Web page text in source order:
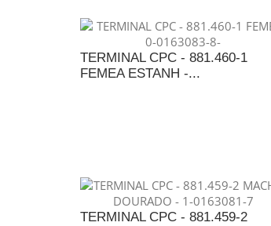
TERMINAL CPC - 881.460-1
FEMEA ESTANH -...
TERMINAL CPC - 881.459-2